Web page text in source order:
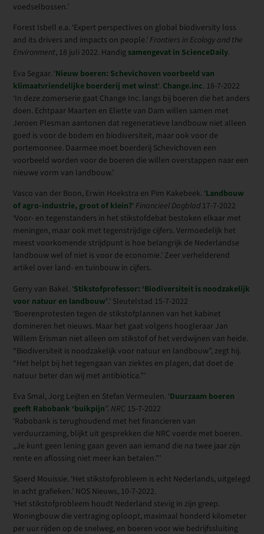
voedselbossen.’
Forest Isbell e.a. ‘Expert perspectives on global biodiversity loss
and its drivers and impacts on people.’ Frontiers in Ecology and the
Environment, 18 juli 2022. Handig samengevat in ScienceDaily.
Eva Segaar. ‘Nieuw boeren: Schevichoven voorbeeld van
klimaatvriendelijke boerderij met winst‘. Change.inc. 18-7-2022
‘In deze zomerserie gaat Change Inc. langs bij boeren die het anders
doen. Echtpaar Maarten en Eliette van Dam willen samen met
Jeroen Plesman aantonen dat regeneratieve landbouw niet alleen
goed is voor de bodem en biodiversiteit, maar ook voor de
portemonnee. Daarmee moet boerderij Schevichoven een
voorbeeld worden voor de boeren die willen overstappen naar een
nieuwe vorm van landbouw.’
Vasco van der Boon, Erwin Hoekstra en Pim Kakebeek. ‘Landbouw
of agro-industrie, groot of klein?‘ Financieel Dagblad17-7-2022
‘Voor- en tegenstanders in het stikstofdebat bestoken elkaar met
meningen, maar ook met tegenstrijdige cijfers. Vermoedelijk het
meest voorkomende strijdpunt is hoe belangrijk de Nederlandse
landbouw wel of niet is voor de economie.’ Zeer verhelderend
artikel over land- en tuinbouw in cijfers.
Gerry van Bakel. ‘Stikstofprofessor: ‘Biodiversiteit is noodzakelijk
voor natuur en landbouw’.’ Sleutelstad 15-7-2022
‘Boerenprotesten tegen de stikstofplannen van het kabinet
domineren het nieuws. Maar het gaat volgens hoogleraar Jan
Willem Erisman niet alleen om stikstof of het verdwijnen van heide.
“Biodiversiteit is noodzakelijk voor natuur en landbouw”, zegt hij.
“Het helpt bij het tegengaan van ziektes en plagen, dat doet de
natuur beter dan wij met antibiotica.”’
Eva Smal, Jorg Leijten en Stefan Vermeulen. ‘Duurzaam boeren
geeft Rabobank ‘buikpijn’’. NRC 15-7-2022
‘Rabobank is terughoudend met het financieren van
verduurzaming, blijkt uit gesprekken die NRC voerde met boeren.
„Je kunt geen lening gaan geven aan iemand die na twee jaar zijn
rente en aflossing niet meer kan betalen.”’
Sjoerd Mouissie. ‘Het stikstofprobleem is echt Nederlands, uitgelegd
in acht grafieken.’ NOS Nieuws, 10-7-2022.
‘Het stikstofprobleem houdt Nederland stevig in zijn greep.
Woningbouw die vertraging oploopt, maximaal honderd kilometer
per uur rijden op de snelweg, en boeren voor wie bedrijfssluiting